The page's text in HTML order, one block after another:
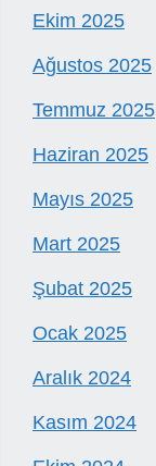
Ekim 2025
Ağustos 2025
Temmuz 2025
Haziran 2025
Mayıs 2025
Mart 2025
Şubat 2025
Ocak 2025
Aralık 2024
Kasım 2024